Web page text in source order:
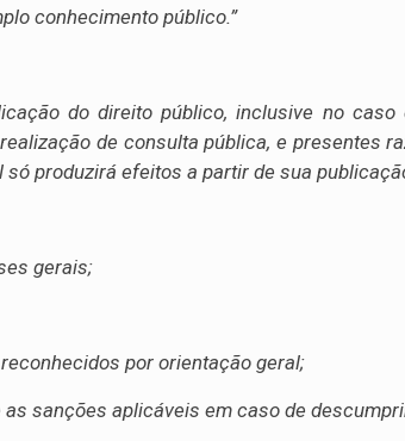
conhecimento público.”
do direito público, inclusive no
de consulta pública, e presentes
produzirá efeitos a partir de sua
gerais;
por orientação geral;
sanções aplicáveis em caso de